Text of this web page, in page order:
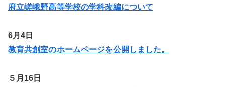
府立嵯峨野高等学校の学科改編について
6月4日
教育共創室のホームページを公開しました。
５月16日